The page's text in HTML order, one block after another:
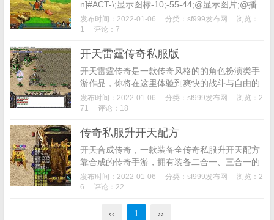
n]#ACT-\;显示图标-10;-55-44;@显示图片;@播
放图片#say;这是NPC底图\;这是NPC大头像Img:
1...
发布时间：2022-01-06 分类： sf999发布网
浏览：
1
评论：7
开天雷霆传奇私服版
开天雷霆传奇是一款传奇风格的的角色扮演类手
游作品，你将在这里体验到爽快的战斗与自由的
PK对战，更有经典的沙城回归以及高倍率的装备
掉落，现在进游体验还将获得元宝的启动资金以
发布时间：2022-01-06 分类： sf999发布网
浏览：2
71
评论：18
传奇私服升开天配方
开天合成传奇，一款装备全传奇私服升开天配方
靠合成的传奇手游，拥有装备二合一、三合一的
玩法，玩家们可尽情合成自己需要的装备，游戏
内的装备获取途径较为广泛，任何神器轻松合
发布时间：2022-01-06 分类： sf999发布网
浏览：2
6
评论：22
‹‹ 1 ››